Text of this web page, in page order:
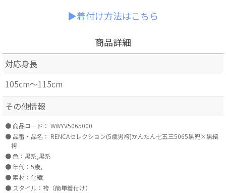
▶着付け方法はこちら
商品詳細
対応身長
105cm～115cm
その他情報
商品コード： WWYV5065000
品番・品名： RENCAセレクション(5歳男袴)かんたん七五三5065黒兜×黒縞
袴
色：黒系,黒系
年代：5歳,
素材：化繊
スタイル：袴（簡単着付け）